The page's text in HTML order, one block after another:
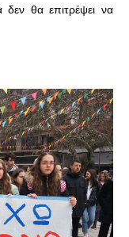
θα επιτρέψει να